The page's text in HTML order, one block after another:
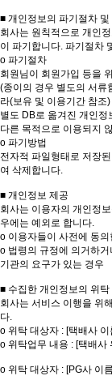
■ 개인정보의 파기절차 및
회사는 원칙적으로 개인
이 파기합니다. 파기절차
o 파기절차
회원님이 회원가입 등을
(종이의 경우 별도의 서류
라(보유 및 이용기간 참조
별도 DB로 옮겨진 개인정
다른 목적으로 이용되지
o 파기방법
전자적 파일형태로 저장
여 삭제합니다.
■ 개인정보 제공
회사는 이용자의 개인정
우에는 예외로 합니다.
o 이용자들이 사전에 동의
o 법령의 규정에 의거하
기관의 요구가 있는 경우
■ 수집한 개인정보의 위탁
회사는 서비스 이행을 위
다.
o 위탁 대상자 : [택배사 이
o 위탁업무 내용 : [택배사
o 위탁 대상자 : [PG사 이